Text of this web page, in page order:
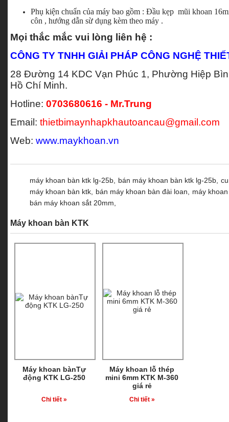
Phụ kiện chuẩn của máy bao gồm : Đầu kẹp mũi khoan
côn , hướng dẫn sừ dụng kèm theo máy .
Mọi thắc mắc vui lòng liên hệ :
CÔNG TY TNHH GIẢI PHÁP CÔNG NGHỆ
28 Đường 14 KDC Vạn Phúc 1, Phường Hiệp
Hồ Chí Minh.
Hotline: 0703680616 - Mr.Trung
Email: thietbimaynhapkhautoancau@gmail.com
Web: www.maykhoan.vn
máy khoan bàn ktk lg-25b, bán máy khoan bàn ktk lg-25b,
máy khoan bàn ktk,
bán máy khoan bàn đài loan,
máy
bán máy khoan sắt 20mm,
Máy khoan bàn KTK
Máy khoan bànTự
động KTK LG-250
Chi tiết »
Máy khoan lỗ thép
mini 6mm KTK M-360
giá rẻ
Chi tiết »